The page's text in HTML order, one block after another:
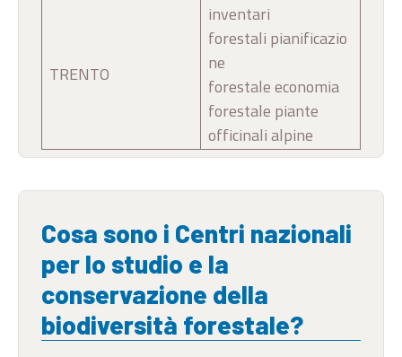
TRENTO
inventari
forestali pianificazio
ne
forestale economia
forestale piante
officinali alpine
Cosa sono i Centri nazionali
per lo studio e la
conservazione della
biodiversità forestale?